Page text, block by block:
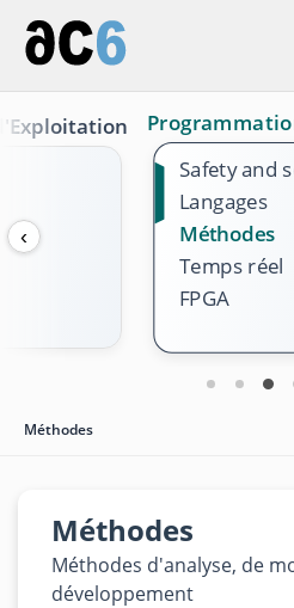
‹
Safety and
Langages
Méthodes
Temps réel
FPGA
Méthodes
Méthodes
Méthodes d'analyse, de
développement